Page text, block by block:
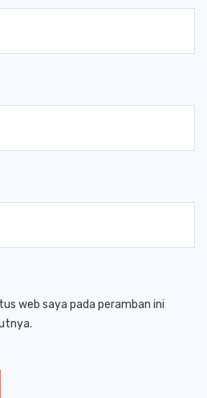
web saya pada peramban ini